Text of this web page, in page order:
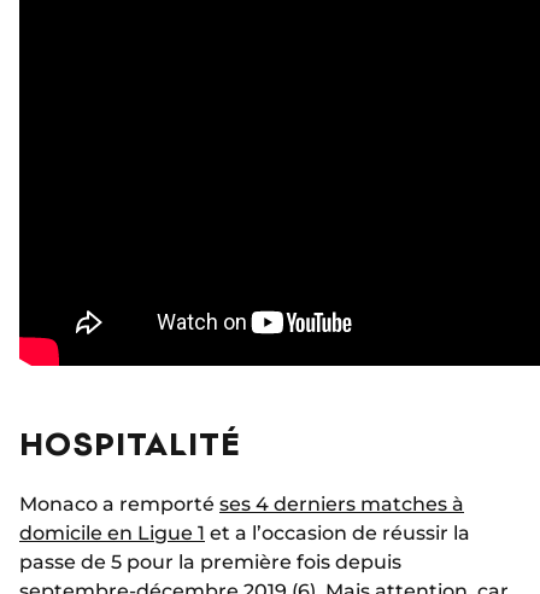
HOSPITALITÉ
Monaco a remporté ses 4 derniers matches à
domicile en Ligue 1 et a l’occasion de réussir la
passe de 5 pour la première fois depuis